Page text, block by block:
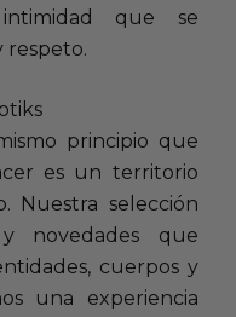
que se
respeto.
principio que
es un territorio
Nuestra selección
y novedades que
cuerpos y
una experiencia